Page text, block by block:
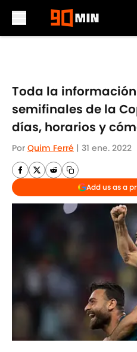
Toda la
semifinales de la
días, horarios y
Por Quim Ferré | 31 ene. 2022
Add us as a